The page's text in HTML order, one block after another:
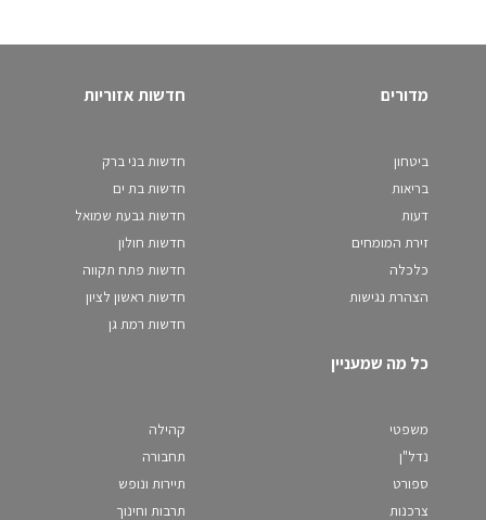
מדורים
ביטחון
בריאות
דעות
זירת המומחים
כלכלה
הצהרת נגישות
חדשות אזוריות
חדשות בני ברק
חדשות בת ים
חדשות גבעת שמואל
חדשות חולון
חדשות פתח תקווה
חדשות ראשון לציון
חדשות רמת גן
כל מה שמעניין
משפטי
נדל"ן
ספורט
צרכנות
קהילה
תחבורה
תיירות ונופש
תרבות וחינוך